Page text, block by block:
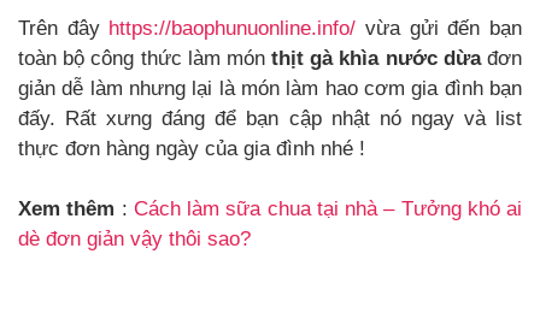
Trên đây https://baophunuonline.info/ vừa gửi đến bạn
toàn bộ công thức làm mónthịt gà khìa nước dừađơn
giản dễ làm nhưng lại là món làm hao cơm gia đình bạn
đấy. Rất xưng đáng để bạn cập nhật nó ngay và list
thực đơn hàng ngày của gia đình nhé !
Xem thêm : Cách làm sữa chua tại nhà – Tưởng khó ai
dè đơn giản vậy thôi sao?